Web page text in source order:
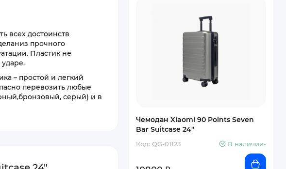
всех достоинств
прочного
Пластик не
– простой и легкий
перевозить любые
серый) и в
Чемодан Xiaomi 90 Points Seven
Bar Suitcase 24"
Код: QG-01123 В наличии-